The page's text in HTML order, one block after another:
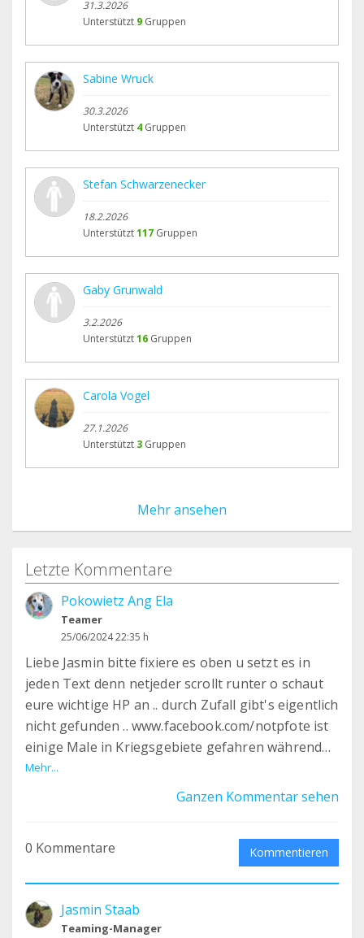
31.3.2026
Unterstützt 9 Gruppen
Sabine Wruck
30.3.2026
Unterstützt 4 Gruppen
Stefan Schwarzenecker
18.2.2026
Unterstützt117 Gruppen
Gaby Grunwald
3.2.2026
Unterstützt16 Gruppen
Carola Vogel
27.1.2026
Unterstützt 3 Gruppen
Mehr ansehen
Letzte Kommentare
Pokowietz Ang Ela
Teamer
25/06/2024 22:35 h
Liebe Jasmin bitte fixiere es oben u setzt es in
jeden Text denn netjeder scrollt runter o schaut
eure wichtige HP an .. durch Zufall gibt's eigentlich
nicht gefunden .. www.facebook.com/notpfote ist
einige Male in Kriegsgebiete gefahren während
dort bo .......t wurde sie haben eine Qurantaene
und bauen in Ukraine neues Tierheim fand ich bei
Zeitlang besucht h...
Mehr...
Ganzen Kommentar sehen
0 Kommentare Kommentieren
Jasmin Staab
Teaming-Manager